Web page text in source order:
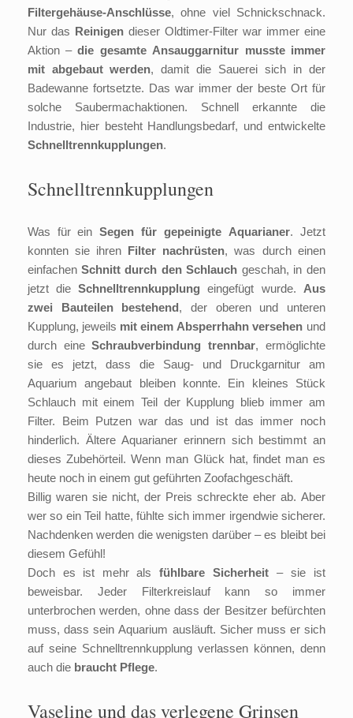
Filtergehäuse-Anschlüsse, ohne viel Schnickschnack.
Nur das Reinigen dieser Oldtimer-Filter war immer eine
Aktion – die gesamte Ansauggarnitur musste immer
mit abgebaut werden, damit die Sauerei sich in der
Badewanne fortsetzte. Das war immer der beste Ort für
solche Saubermachaktionen. Schnell erkannte die
Industrie, hier besteht Handlungsbedarf, und entwickelte
Schnelltrennkupplungen.
Schnelltrennkupplungen
Was für ein Segen für gepeinigte Aquarianer. Jetzt
konnten sie ihren Filter nachrüsten, was durch einen
einfachen Schnitt durch den Schlauch geschah, in den
jetzt die Schnelltrennkupplung eingefügt wurde. Aus
zwei Bauteilen bestehend, der oberen und unteren
Kupplung, jeweils mit einem Absperrhahn versehen und
durch eine Schraubverbindung trennbar, ermöglichte
sie es jetzt, dass die Saug- und Druckgarnitur am
Aquarium angebaut bleiben konnte. Ein kleines Stück
Schlauch mit einem Teil der Kupplung blieb immer am
Filter. Beim Putzen war das und ist das immer noch
hinderlich. Ältere Aquarianer erinnern sich bestimmt an
dieses Zubehörteil. Wenn man Glück hat, findet man es
heute noch in einem gut geführten Zoofachgeschäft.
Billig waren sie nicht, der Preis schreckte eher ab. Aber
wer so ein Teil hatte, fühlte sich immer irgendwie sicherer.
Nachdenken werden die wenigsten darüber – es bleibt bei
diesem Gefühl!
Doch es ist mehr als fühlbare Sicherheit – sie ist
beweisbar. Jeder Filterkreislauf kann so immer
unterbrochen werden, ohne dass der Besitzer befürchten
muss, dass sein Aquarium ausläuft. Sicher muss er sich
auf seine Schnelltrennkupplung verlassen können, denn
auch die braucht Pflege.
Vaseline und das verlegene Grinsen